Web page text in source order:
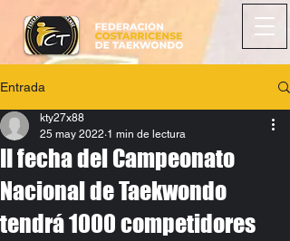
Entrada
II fecha del Campeonato
Nacional de Taekwondo
tendrá 1000 competidores
kty27x88
25 may 2022 1 min de lectura